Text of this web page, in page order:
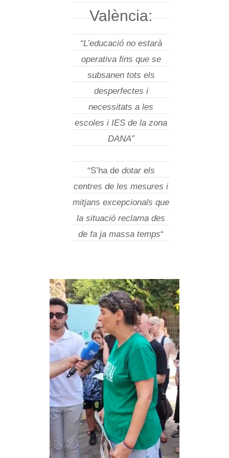
València:
“L’educació no estarà
operativa fins que se
subsanen tots els
desperfectes i
necessitats a les
escoles i IES de la zona
DANA”
“S’ha dedotar els
centres de les mesures i
mitjans excepcionals que
la situació reclama des
de fa ja massa temps“